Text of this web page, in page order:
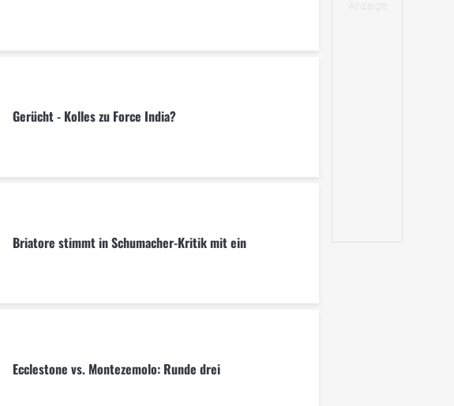
Gerücht - Kolles zu Force India?
Briatore stimmt in Schumacher-Kritik mit ein
Ecclestone vs. Montezemolo: Runde drei